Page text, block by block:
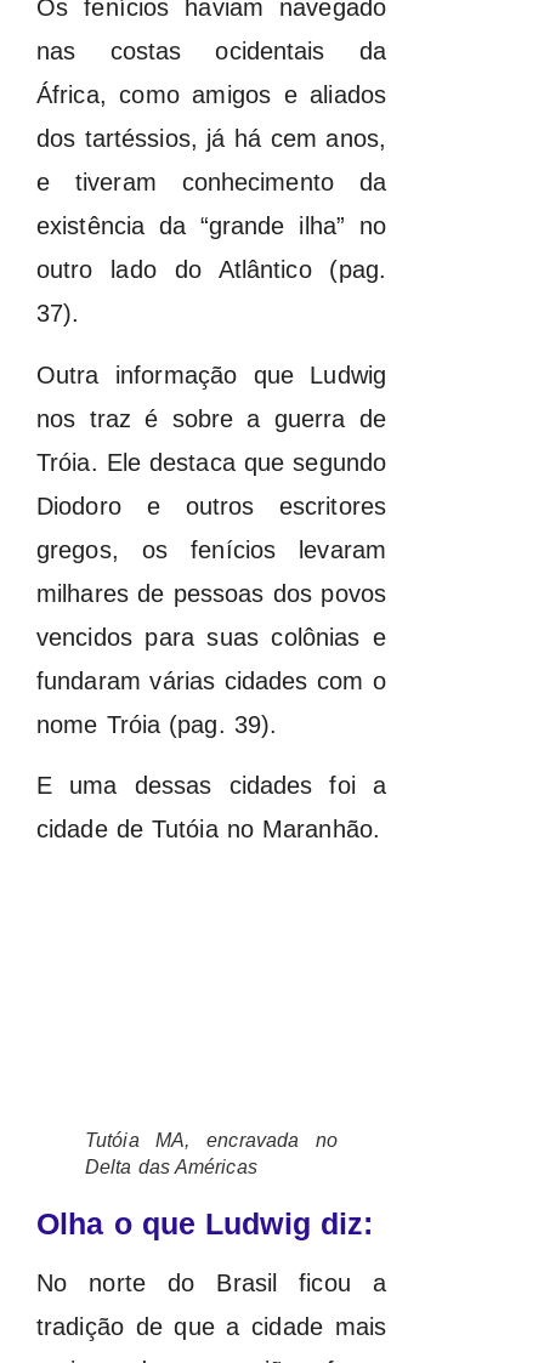
Os fenícios haviam navegado
nas costas ocidentais da
África, como amigos e aliados
dos tartéssios, já há cem anos,
e tiveram conhecimento da
existência da “grande ilha” no
outro lado do Atlântico (pag.
37).
Outra informação que Ludwig
nos traz é sobre a guerra de
Tróia. Ele destaca que segundo
Diodoro e outros escritores
gregos, os fenícios levaram
milhares de pessoas dos povos
vencidos para suas colônias e
fundaram várias cidades com o
nome Tróia (pag. 39).
E uma dessas cidades foi a
cidade de Tutóia no Maranhão.
Tutóia MA, encravada no
Delta das Américas
Olha o que Ludwig diz:
No norte do Brasil ficou a
tradição de que a cidade mais